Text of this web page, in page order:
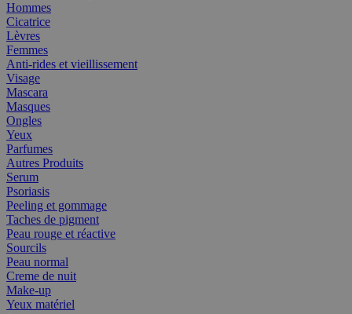
Hommes
Cicatrice
Lèvres
Femmes
Anti-rides et vieillissement
Visage
Mascara
Masques
Ongles
Yeux
Parfumes
Autres Produits
Serum
Psoriasis
Peeling et gommage
Taches de pigment
Peau rouge et réactive
Sourcils
Peau normal
Creme de nuit
Make-up
Yeux matériel